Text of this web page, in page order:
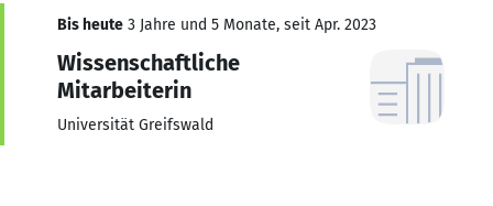
Bis heute 3 Jahre und 5 Monate, seit Apr. 2023
Wissenschaftliche
Mitarbeiterin
Universität Greifswald